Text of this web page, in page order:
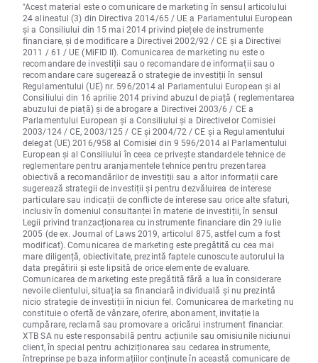
"Acest material este o comunicare de marketing în sensul articolului
24 alineatul (3) din Directiva 2014/65 / UE a Parlamentului European
și a Consiliului din 15 mai 2014 privind piețele de instrumente
financiare, și de modificare a Directivei 2002/92 / CE și a Directivei
2011 / 61 / UE (MiFID II). Comunicarea de marketing nu este o
recomandare de investiții sau o recomandare de informații sau o
recomandare care sugerează o strategie de investiții în sensul
Regulamentului (UE) nr. 596/2014 al Parlamentului European și al
Consiliului din 16 aprilie 2014 privind abuzul de piață ( reglementarea
abuzului de piață) și de abrogare a Directivei 2003/6 / CE a
Parlamentului European și a Consiliului și a Directivelor Comisiei
2003/124 / CE, 2003/125 / CE și 2004/72 / CE și a Regulamentului
delegat (UE) 2016/958 al Comisiei din 9 596/2014 al Parlamentului
European și al Consiliului în ceea ce privește standardele tehnice de
reglementare pentru aranjamentele tehnice pentru prezentarea
obiectivă a recomandărilor de investiții sau a altor informații care
sugerează strategii de investiții și pentru dezvăluirea de interese
particulare sau indicații de conflicte de interese sau orice alte sfaturi,
inclusiv în domeniul consultanței în materie de investiții, în sensul
Legii privind tranzacționarea cu instrumente financiare din 29 iulie
2005 (de ex. Journal of Laws 2019, articolul 875, astfel cum a fost
modificat). Comunicarea de marketing este pregătită cu cea mai
mare diligență, obiectivitate, prezintă faptele cunoscute autorului la
data pregătirii și este lipsită de orice elemente de evaluare.
Comunicarea de marketing este pregătită fără a lua în considerare
nevoile clientului, situația sa financiară individuală și nu prezintă
nicio strategie de investiții în niciun fel. Comunicarea de marketing nu
constituie o ofertă de vânzare, oferire, abonament, invitație la
cumpărare, reclamă sau promovare a oricărui instrument financiar.
XTB SA nu este responsabilă pentru acțiunile sau omisiunile niciunui
client, în special pentru achiziționarea sau cedarea instrumente,
întreprinse pe baza informațiilor conținute în această comunicare de